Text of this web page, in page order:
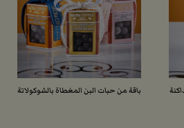
باقة من حبات البن المغطاة بالشوكولاتة